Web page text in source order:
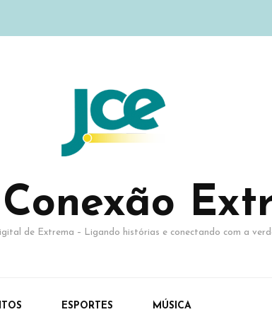
de Extrema – Ligando histórias e conectando com a
ESPORTES MÚSICA